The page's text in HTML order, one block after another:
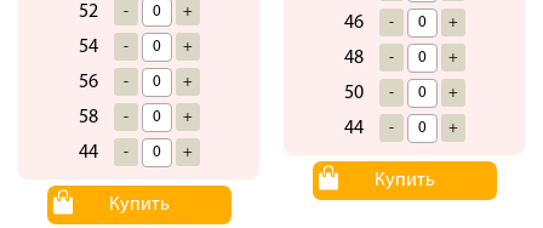
52 - +
54 - +
56 - +
58 - +
44 - +
Купить
46 - +
48 - +
50 - +
44 - +
Купить